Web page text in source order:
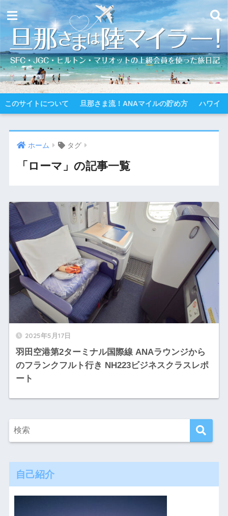
このサイトについて 旦那さま流！ANAマイルの貯め方 ハワイ
ホーム タグ
「ローマ」の記事一覧
2025年5月17日
羽田空港第2ターミナル国際線 ANAラウンジから
のフランクフルト行き NH223ビジネスクラスレポ
ート
自己紹介